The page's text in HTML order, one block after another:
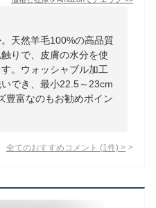
天然羊毛100%の高品質
りで、皮膚の水分を使
。ウォッシャブル加工
でき、最小22.5～23cm
豊富なのもお勧めポイン
全てのおすすめコメント (1 件) >